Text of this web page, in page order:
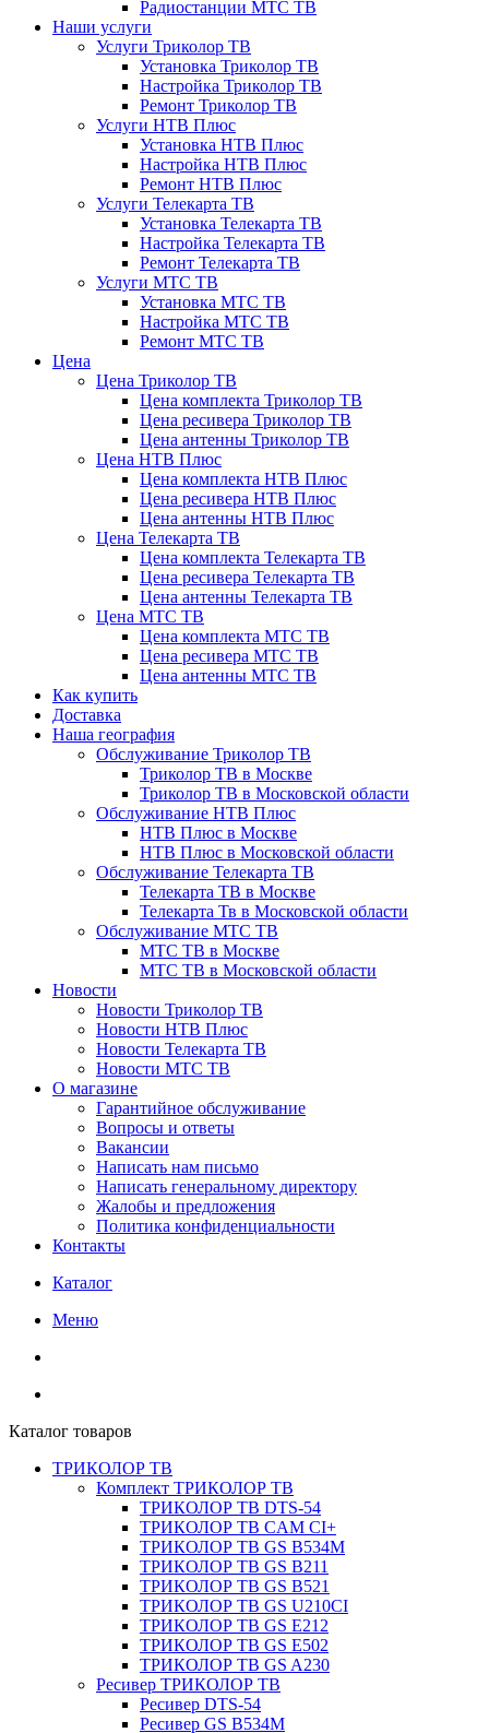
Радиостанции МТС ТВ
Наши услуги
Услуги Триколор ТВ
Установка Триколор ТВ
Настройка Триколор ТВ
Ремонт Триколор ТВ
Услуги НТВ Плюс
Установка НТВ Плюс
Настройка НТВ Плюс
Ремонт НТВ Плюс
Услуги Телекарта ТВ
Установка Телекарта ТВ
Настройка Телекарта ТВ
Ремонт Телекарта ТВ
Услуги МТС ТВ
Установка МТС ТВ
Настройка МТС ТВ
Ремонт МТС ТВ
Цена
Цена Триколор ТВ
Цена комплекта Триколор ТВ
Цена ресивера Триколор ТВ
Цена антенны Триколор ТВ
Цена НТВ Плюс
Цена комплекта НТВ Плюс
Цена ресивера НТВ Плюс
Цена антенны НТВ Плюс
Цена Телекарта ТВ
Цена комплекта Телекарта ТВ
Цена ресивера Телекарта ТВ
Цена антенны Телекарта ТВ
Цена МТС ТВ
Цена комплекта МТС ТВ
Цена ресивера МТС ТВ
Цена антенны МТС ТВ
Как купить
Доставка
Наша география
Обслуживание Триколор ТВ
Триколор ТВ в Москве
Триколор ТВ в Московской области
Обслуживание НТВ Плюс
НТВ Плюс в Москве
НТВ Плюс в Московской области
Обслуживание Телекарта ТВ
Телекарта ТВ в Москве
Телекарта Тв в Московской области
Обслуживание МТС ТВ
МТС ТВ в Москве
МТС ТВ в Московской области
Новости
Новости Триколор ТВ
Новости НТВ Плюс
Новости Телекарта ТВ
Новости МТС ТВ
О магазине
Гарантийное обслуживание
Вопросы и ответы
Вакансии
Написать нам письмо
Написать генеральному директору
Жалобы и предложения
Политика конфиденциальности
Контакты
Каталог
Меню
Каталог товаров
ТРИКОЛОР ТВ
Комплект ТРИКОЛОР ТВ
ТРИКОЛОР ТВ DTS-54
ТРИКОЛОР ТВ CAM CI+
ТРИКОЛОР ТВ GS B534M
ТРИКОЛОР ТВ GS B211
ТРИКОЛОР ТВ GS B521
ТРИКОЛОР ТВ GS U210CI
ТРИКОЛОР ТВ GS E212
ТРИКОЛОР ТВ GS E502
ТРИКОЛОР ТВ GS A230
Ресивер ТРИКОЛОР ТВ
Ресивер DTS-54
Ресивер GS B534M